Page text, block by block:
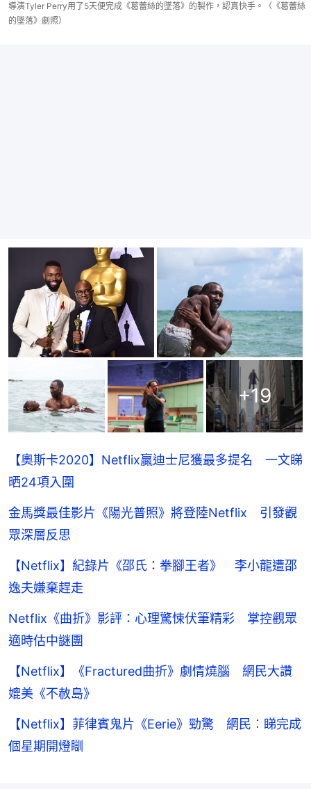
導演Tyler Perry用了5天便完成《葛蕾絲的墜落》的製作，認真快手。（《葛蕾絲
的墜落》劇照）
+19
【奧斯卡2020】Netflix贏迪士尼獲最多提名 一文睇
晒24項入圍
金馬獎最佳影片《陽光普照》將登陸Netflix 引發觀
眾深層反思
【Netflix】紀錄片《邵氏：拳腳王者》 李小龍遭邵
逸夫嫌棄趕走
Netflix《曲折》影評：心理驚悚伏筆精彩 掌控觀眾
適時估中謎團
【Netflix】《Fractured曲折》劇情燒腦 網民大讚
媲美《不赦島》
【Netflix】菲律賓鬼片《Eerie》勁驚 網民︰睇完成
個星期開燈瞓